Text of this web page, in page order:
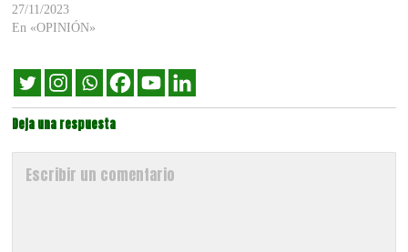
27/11/2023
En «OPINIÓN»
Deja una respuesta